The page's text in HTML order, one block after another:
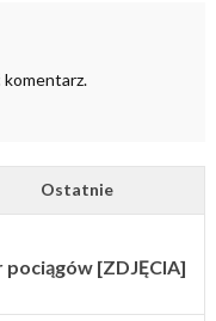
komentarz.
Ostatnie
[ZDJĘCIA]